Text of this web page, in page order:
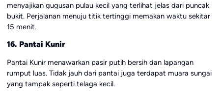
menyajikan gugusan pulau kecil yang terlihat jelas dari puncak
bukit. Perjalanan menuju titik tertinggi memakan waktu sekitar
15 menit.
16. Pantai Kunir
Pantai Kunir menawarkan pasir putih bersih dan lapangan
rumput luas. Tidak jauh dari pantai juga terdapat muara sungai
yang tampak seperti telaga kecil.